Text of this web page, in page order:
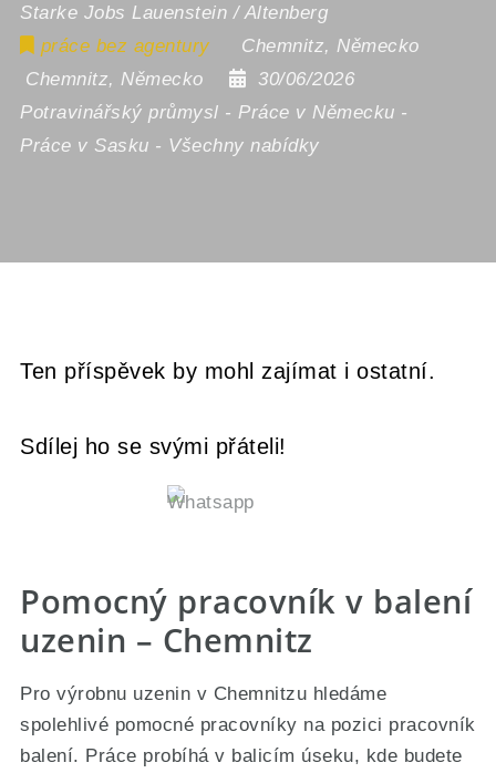
Starke Jobs Lauenstein / Altenberg
práce bez agentury
Chemnitz,Německo
Chemnitz,Německo
30/06/2026
Potravinářský průmysl -Práce v Německu -
Práce v Sasku - Všechny nabídky
Ten příspěvek by mohl zajímat i ostatní.
Sdílej ho se svými přáteli!
Pomocný pracovník v balení
uzenin – Chemnitz
Pro výrobnu uzenin v Chemnitzu hledáme
spolehlivé pomocné pracovníky na pozici pracovník
balení. Práce probíhá v balicím úseku, kde budete